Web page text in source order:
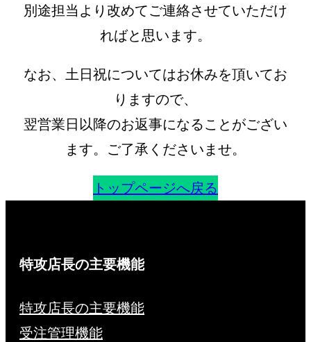
別途担当より改めてご連絡させていただけ
ればと思います。
なお、土日祝についてはお休みを頂いてお
りますので、
翌営業日以降のお返事になることがござい
ます。ご了承くださいませ。
トップページへ戻る
特攻店長の主要機能
特攻店長の主要機能
受注管理機能